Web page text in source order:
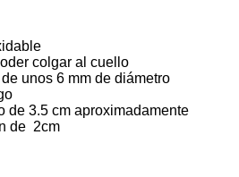
colgar al cuello
unos 6 mm de diámetro
de 3.5 cm aproximadamente
de 2cm